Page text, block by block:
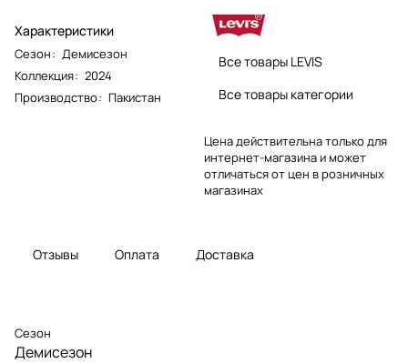
Характеристики
Сезон: Демисезон
Коллекция: 2024
Производство: Пакистан
Все товары LEVIS
Все товары категории
Цена действительна только для
интернет-магазина и может
отличаться от цен в розничных
магазинах
Отзывы Оплата Доставка
Сезон
Демисезон